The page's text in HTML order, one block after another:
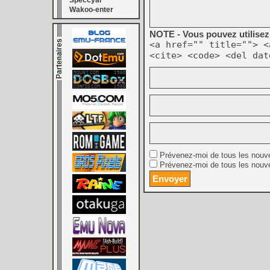
Wakoo-enter
NOTE - Vous pouvez
<a href="" title="">
<cite> <code> <del
Prévenez-moi de tous les
Prévenez-moi de tous les